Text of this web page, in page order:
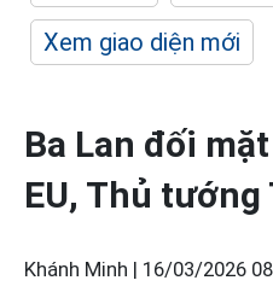
Xem giao diện mới
Ba Lan đối
EU, Thủ
Khánh Minh | 16/03/2026